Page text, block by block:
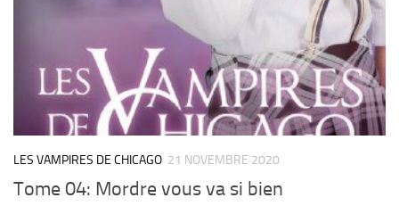
LES VAMPIRES DE CHICAGO 21 NOVEMBRE 2020
Tome 04: Mordre vous va si bien